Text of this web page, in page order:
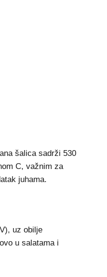
šalica sadrži 530
C, važnim za
juhama.
uz obilje
u salatama i